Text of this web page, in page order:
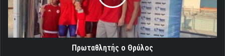
Πρωταθλητής ο Θρύλος